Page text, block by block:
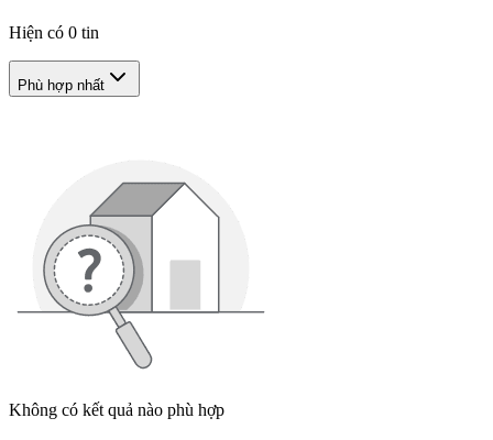
Hiện có 0 tin
Phù hợp nhất
Không có kết quả nào phù hợp